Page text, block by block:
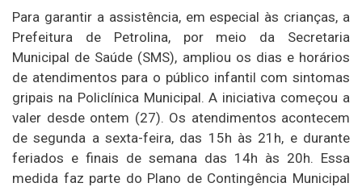
Para garantir a assistência, em especial às crianças, a
Prefeitura de Petrolina, por meio da Secretaria
Municipal de Saúde (SMS), ampliou os dias e horários
de atendimentos para o público infantil com sintomas
gripais na Policlínica Municipal. A iniciativa começou a
valer desde ontem (27). Os atendimentos acontecem
de segunda a sexta-feira, das 15h às 21h, e durante
feriados e finais de semana das 14h às 20h. Essa
medida faz parte do Plano de Contingência Municipal